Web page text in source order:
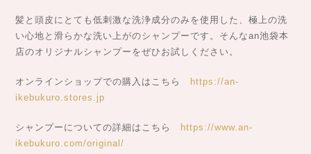
髪と頭皮にとても低刺激な洗浄成分のみを使用した、極上の洗
い心地と滑らかな洗い上がのシャンプーです。そんなan池袋本
店のオリジナルシャンプーをぜひお試しください。
オンラインショップでの購入はこちら https://an-
ikebukuro.stores.jp
シャンプーについての詳細はこちら https://www.an-
ikebukuro.com/original/